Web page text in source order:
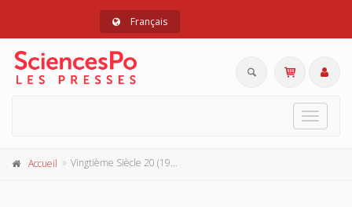
Français
Toggle
Accueil Vingtième Siècle 20 (1988-4)